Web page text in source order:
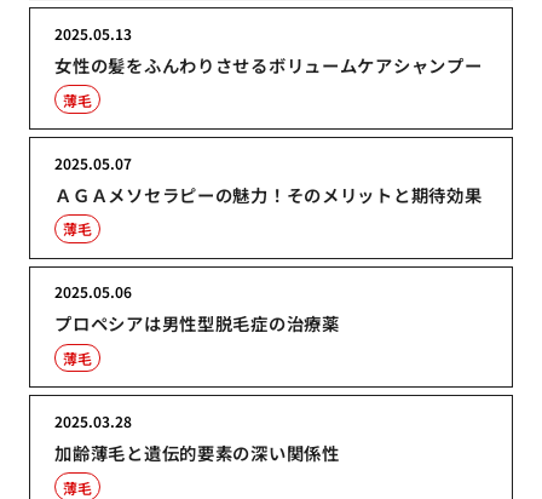
女性の髪をふんわりさせるボリュームケアシャンプー
2025.05.13
薄毛
ＡＧＡメソセラピーの魅力！そのメリットと期待効果
2025.05.07
薄毛
プロペシアは男性型脱毛症の治療薬
2025.05.06
薄毛
加齢薄毛と遺伝的要素の深い関係性
2025.03.28
薄毛